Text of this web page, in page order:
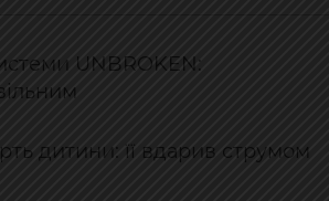
UNBROKEN:
дитини: її вдарив струмом